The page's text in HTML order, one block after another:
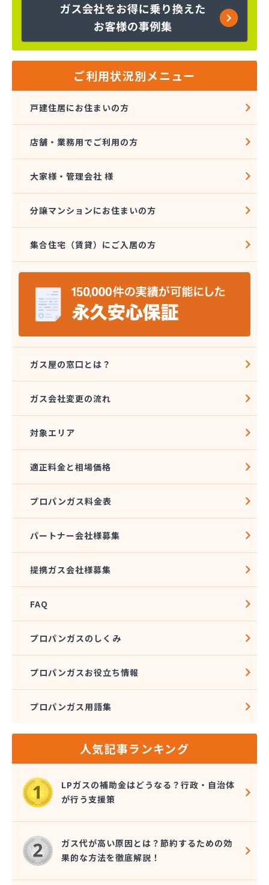
笠岡LPガス株式会社/
笠岡中国プロパン株式会社/
株式会社TOKAI 岡山営業所/
株式会社ウチダ/
株式会社サンセキ 倉敷営業所・ショールームエコ
株式会社サンセキ 児島事業所/
株式会社サンセキ 本社/
株式会社セキサン/
株式会社はまだや 味野店/
株式会社はまだや玉野工場/
株式会社フジタガス住器/
株式会社フジタガス住器 倉敷営業所/
株式会社フジモト/
株式会社ベンハウス/
株式会社ホームエネルギー山陽/
株式会社ホームエネルギー山陽 津山センター/
株式会社マルエイ 岡山支店/
株式会社ワカサ 本社・燃料部/
株式会社永燃 西部支店/
株式会社丸山一商会/
株式会社宮本円 倉敷営業所/
株式会社協和電化リビングセンター/
株式会社原田商店/
株式会社佐山住器/
株式会社細川石油店/
株式会社坂本 東塚第2精米工場/
株式会社三福プロパン/
株式会社守屋石油店/
株式会社酒津屋/
株式会社十全商会岡山工場/
株式会社松井石油店/
株式会社千田石油/
株式会社田中石油店/
株式会社灘崎瓦斯/
株式会社菱川燃料/
株式会社木村石油/
株式会社両備エネシス ガスカンパニー/
丸善農機株式会社/
岸本石油有限会社/
岸本石油有限会社 通生SS/
岸本石油有限会社 味野SS/
岩谷産業株式会社 岡山支店/
岩谷産業株式会社 津山工場/
共和石油販売株式会社 倉敷営業所/
共和石油販売株式会社 本社/
ご利用状況別メニュー
戸建住居にお住まいの方
店舗・業務用でご利用の方
大家様・管理会社 様
分譲マンションにお住まいの方
集合住宅（賃貸）にご入居の方
ガス屋の窓口とは？
ガス会社変更の流れ
対象エリア
適正料金と相場価格
プロパンガス料金表
パートナー会社様募集
提携ガス会社様募集
FAQ
プロパンガスのしくみ
プロパンガスお役立ち情報
プロパンガス用語集
人気記事ランキング
LPガスの補助金はどうなる？行政・自治体
が行う支援策
ガス代が高い原因とは？節約するための効
果的な方法を徹底解説！